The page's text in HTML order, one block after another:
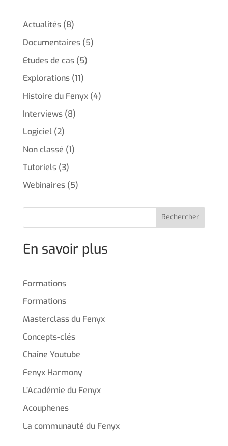
Actualités(8)
Documentaires(5)
Etudes de cas(5)
Explorations(11)
Histoire du Fenyx(4)
Interviews(8)
Logiciel(2)
Non classé (1)
Tutoriels(3)
Webinaires(5)
Rechercher
En savoir plus
Formations
Formations
Masterclass du Fenyx
Concepts-clés
Chaîne Youtube
Fenyx Harmony
L’Académie du Fenyx
Acouphenes
La communauté du Fenyx